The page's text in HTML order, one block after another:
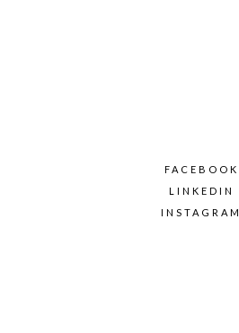
FACEBOOK
LINKEDIN
INSTAGRAM